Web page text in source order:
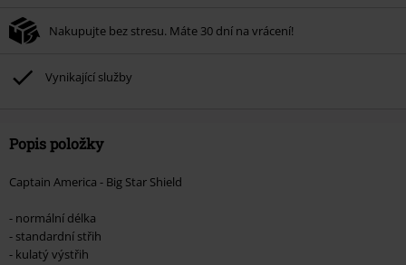
Nelze kombinovat s jinými akciovými kódy. Sleva se nevztahuje na: knihy,
média, vstupenky, Rammstein, (Till) Lindemann, Böhse Onkelz, Broilers, Die
podpoříte nadaci.
Nakupujte bez stresu. Máte 30 dní na vrácení!
Vynikající služby
Popis položky
Captain America - Big Star Shield
- normální délka
- standardní střih
- kulatý výstřih